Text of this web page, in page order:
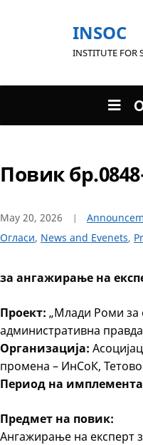
INSOC
INSTITUTE FOR
Повик
May 20, 2026
Огласи, News and Evenets,
за ангажирање на
Проект: „Млади Роми за
административна
Организација:
промена – ИнСоК, Тетово
Период на
Предмет на повик:
Ангажирање на експерт